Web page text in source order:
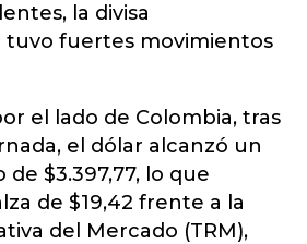
la divisa
tuvo fuertes movimientos
el lado de Colombia, tras
el dólar alcanzó un
$3.397,77, lo que
de $19,42 frente a la
del Mercado (TRM),